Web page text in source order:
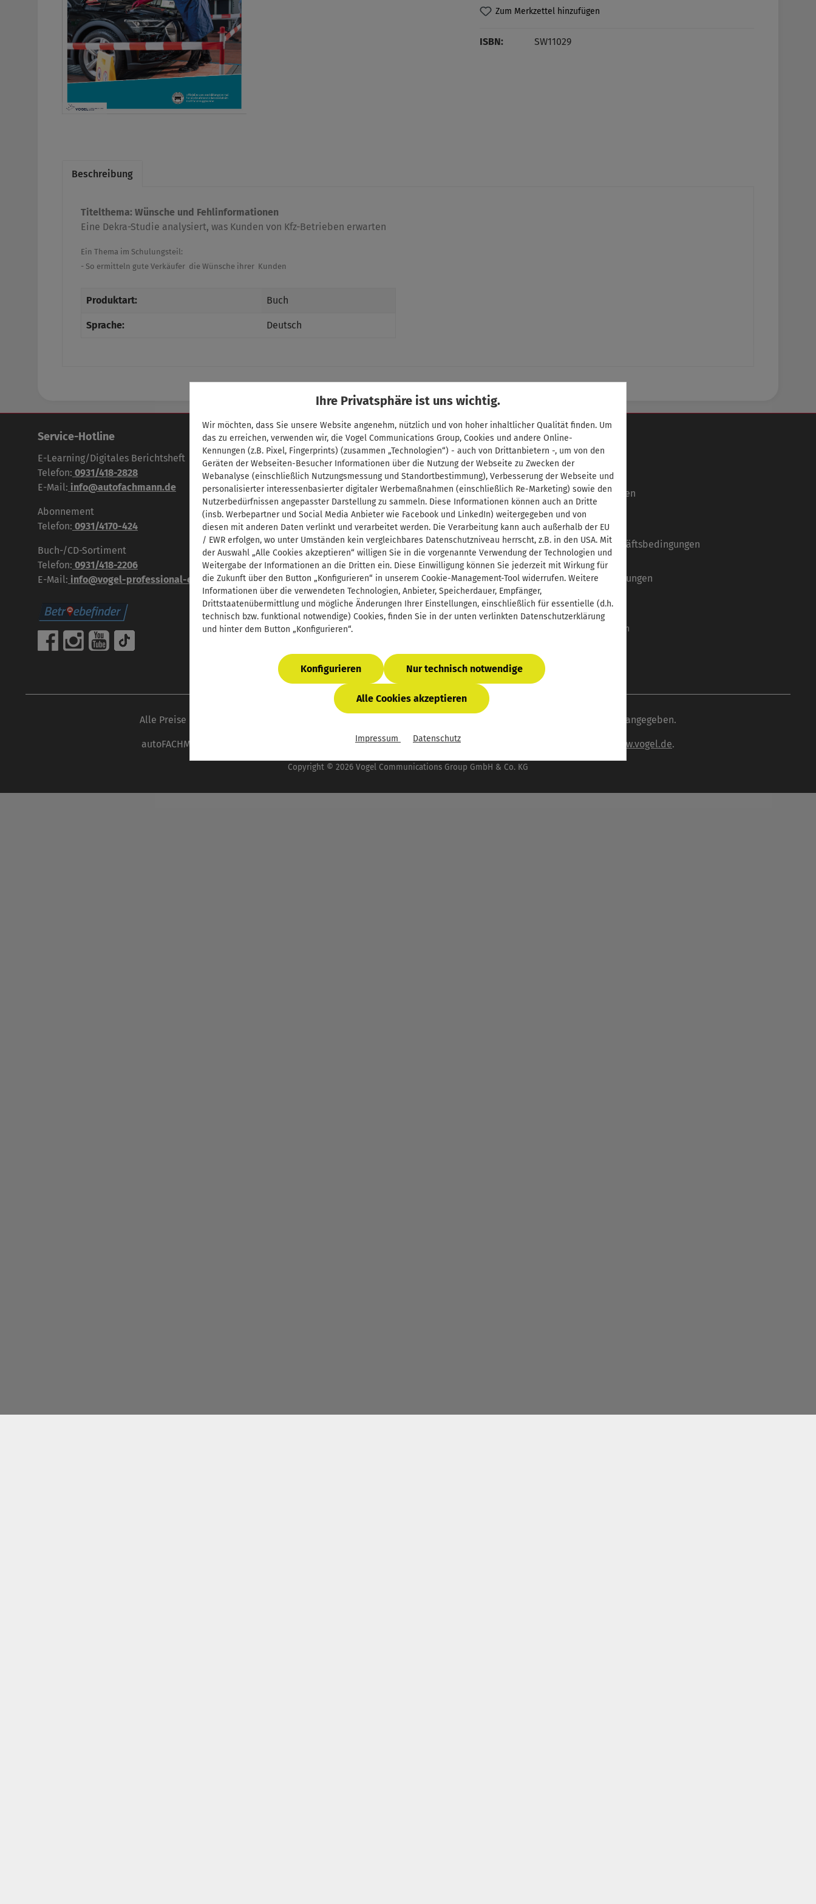
Zum Merkzettel hinzufügen
ISBN: SW11029
Beschreibung
Titelthema: Wünsche und Fehlinformationen
Eine Dekra-Studie analysiert, was Kunden von Kfz-Betrieben erwarten
Ein Thema im Schulungsteil:
- So ermitteln gute Verkäufer die Wünsche ihrer Kunden
Produktart: Buch
Sprache: Deutsch
Service-Hotline
E-Learning/Digitales Berichtsheft
Telefon: 0931/418-2828
E-Mail: info@autofachmann.de
Abonnement
Telefon: 0931/4170-424
Buch-/CD-Sortiment
Telefon: 0931/418-2206
E-Mail: info@vogel-professional-education.de
Shop Service
Kontakt
Lieferzeit und Versandkosten
Zahlungsbedingungen
Abo-Kündigung
Vertrag widerrufen
Support
Defektes Produkt
E-Book-Code einlösen
InfoClick
Prüfstückbestellung
Firmenlizenzen - E-Book für Ihr Unternehmen
Informationen
Über uns
Ansprechpartner
Autorinnen/Autoren
Partner
Impressum
Allgemeine Geschäftsbedingungen
Datenschutz
Systemvoraussetzungen
Mediadaten
Cookie-Einstellungen
Alle Preise inkl. gesetzl. Mehrwertsteuer zzgl. und ggf. Nachnahmegebühren, wenn nicht anders angegeben.
autoFACHMANN ist eine Marke der Vogel Communications Group. Unser gesamtes Angebot finden Sie unter www.vogel.de.
Copyright © 2026 Vogel Communications Group GmbH & Co. KG
Ihre Privatsphäre ist uns wichtig.
Wir möchten, dass Sie unsere Website angenehm, nützlich und von hoher inhaltlicher Qualität finden. Um
das zu erreichen, verwenden wir, die Vogel Communications Group, Cookies und andere Online-
Kennungen (z.B. Pixel, Fingerprints) (zusammen „Technologien“) - auch von Drittanbietern -, um von den
Geräten der Webseiten-Besucher Informationen über die Nutzung der Webseite zu Zwecken der
Webanalyse (einschließlich Nutzungsmessung und Standortbestimmung), Verbesserung der Webseite und
personalisierter interessenbasierter digitaler Werbemaßnahmen (einschließlich Re-Marketing) sowie den
Nutzerbedürfnissen angepasster Darstellung zu sammeln. Diese Informationen können auch an Dritte
(insb. Werbepartner und Social Media Anbieter wie Facebook und LinkedIn) weitergegeben und von
diesen mit anderen Daten verlinkt und verarbeitet werden. Die Verarbeitung kann auch außerhalb der EU
/ EWR erfolgen, wo unter Umständen kein vergleichbares Datenschutzniveau herrscht, z.B. in den USA. Mit
der Auswahl „Alle Cookies akzeptieren“ willigen Sie in die vorgenannte Verwendung der Technologien und
Weitergabe der Informationen an die Dritten ein. Diese Einwilligung können Sie jederzeit mit Wirkung für
die Zukunft über den Button „Konfigurieren“ in unserem Cookie-Management-Tool widerrufen. Weitere
Informationen über die verwendeten Technologien, Anbieter, Speicherdauer, Empfänger,
Drittstaatenübermittlung und mögliche Änderungen Ihrer Einstellungen, einschließlich für essentielle (d.h.
technisch bzw. funktional notwendige) Cookies, finden Sie in der unten verlinkten Datenschutzerklärung
und hinter dem Button „Konfigurieren“.
Nur technisch notwendige
Konfigurieren
Alle Cookies akzeptieren
Impressum Datenschutz